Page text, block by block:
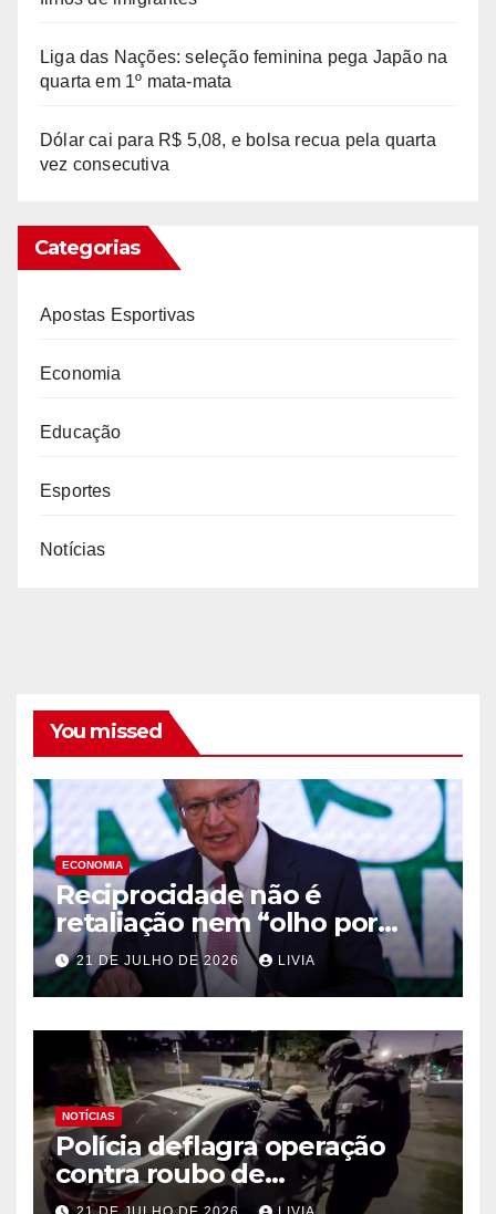
Liga das Nações: seleção feminina pega Japão na
quarta em 1º mata-mata
Dólar cai para R$ 5,08, e bolsa recua pela quarta
vez consecutiva
Categorias
Apostas Esportivas
Economia
Educação
Esportes
Notícias
You missed
ECONOMIA
Reciprocidade não é
retaliação nem “olho por
olho”, diz Alckmin
21 DE JULHO DE 2026 LIVIA
NOTÍCIAS
Polícia deflagra operação
contra roubo de
medicamentos oncológicos